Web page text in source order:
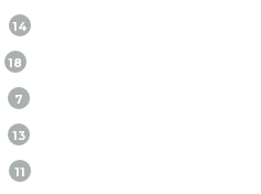
14
18
7
13
11